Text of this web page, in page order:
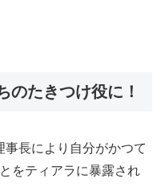
のたきつけ役に！
長により自分がかつて
をティアラに暴露され